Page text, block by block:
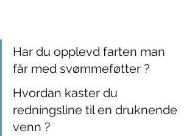
Har du opplevd farten man
får med svømmeføtter ?
Hvordan kaster du
redningsline til en druknende
venn ?